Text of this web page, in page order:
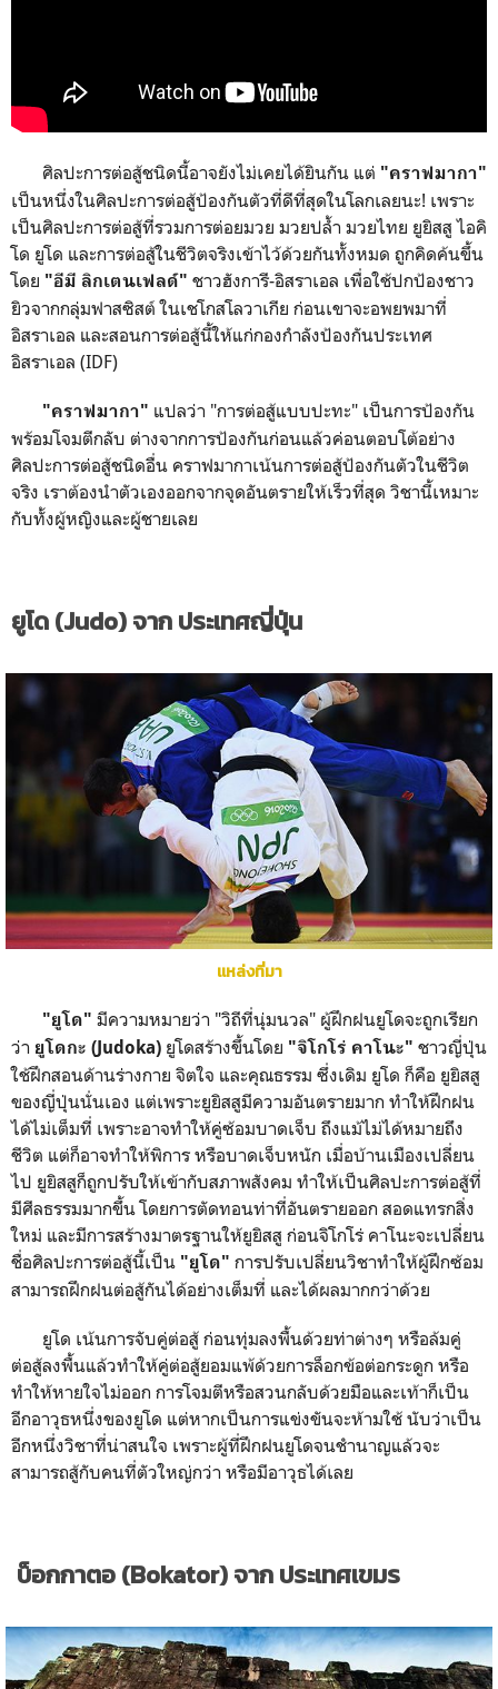
ศิลปะการต่อสู้ชนิดนี้อาจยังไม่เคยได้ยินกัน แต่ "คราฟมากา"
เป็นหนึ่งในศิลปะการต่อสู้ป้องกันตัวที่ดีที่สุดในโลกเลยนะ! เพราะ
เป็นศิลปะการต่อสู้ที่รวมการต่อยมวย มวยปล้ำ มวยไทย ยูยิสสู ไอคิ
โด ยูโด และการต่อสู้ในชีวิตจริงเข้าไว้ด้วยกันทั้งหมด ถูกคิดค้นขึ้น
โดย "อีมี ลิกเตนเฟลด์" ชาวฮังการี-อิสราเอล เพื่อใช้ปกป้องชาว
ยิวจากกลุ่มฟาสซิสต์ ในเชโกสโลวาเกีย ก่อนเขาจะอพยพมาที่
อิสราเอล และสอนการต่อสู้นี้ให้แก่กองกำลังป้องกันประเทศ
อิสราเอล (IDF)
"คราฟมากา" แปลว่า "การต่อสู้แบบปะทะ" เป็นการป้องกัน
พร้อมโจมตีกลับ ต่างจากการป้องกันก่อนแล้วค่อนตอบโต้อย่าง
ศิลปะการต่อสู้ชนิดอื่น คราฟมากาเน้นการต่อสู้ป้องกันตัวในชีวิต
จริง เราต้องนำตัวเองออกจากจุดอันตรายให้เร็วที่สุด วิชานี้เหมาะ
กับทั้งผู้หญิงและผู้ชายเลย
ยูโด (Judo) จาก ประเทศญี่ปุ่น
แหล่งที่มา
"ยูโด" มีความหมายว่า "วิถีที่นุ่มนวล" ผู้ฝึกฝนยูโดจะถูกเรียก
ว่า ยูโดกะ (Judoka) ยูโดสร้างขึ้นโดย "จิโกโร่ คาโนะ" ชาวญี่ปุ่น
ใช้ฝึกสอนด้านร่างกาย จิตใจ และคุณธรรม ซึ่งเดิม ยูโด ก็คือ ยูยิสสู
ของญี่ปุ่นนั่นเอง แต่เพราะยูยิสสูมีความอันตรายมาก ทำให้ฝึกฝน
ได้ไม่เต็มที่ เพราะอาจทำให้คู่ซ้อมบาดเจ็บ ถึงแม้ไม่ได้หมายถึง
ชีวิต แต่ก็อาจทำให้พิการ หรือบาดเจ็บหนัก เมื่อบ้านเมืองเปลี่ยน
ไป ยูยิสสูก็ถูกปรับให้เข้ากับสภาพสังคม ทำให้เป็นศิลปะการต่อสู้ที่
มีศีลธรรมมากขึ้น โดยการตัดทอนท่าที่อันตรายออก สอดแทรกสิ่ง
ใหม่ และมีการสร้างมาตรฐานให้ยูยิสสู ก่อนจิโกโร่ คาโนะจะเปลี่ยน
ชื่อศิลปะการต่อสู้นี้เป็น "ยูโด" การปรับเปลี่ยนวิชาทำให้ผู้ฝึกซ้อม
สามารถฝึกฝนต่อสู้กันได้อย่างเต็มที่ และได้ผลมากกว่าด้วย
ยูโด เน้นการจับคู่ต่อสู้ ก่อนทุ่มลงพื้นด้วยท่าต่างๆ หรือล้มคู่
ต่อสู้ลงพื้นแล้วทำให้คู่ต่อสู้ยอมแพ้ด้วยการล็อกข้อต่อกระดูก หรือ
ทำให้หายใจไม่ออก การโจมตีหรือสวนกลับด้วยมือและเท้าก็เป็น
อีกอาวุธหนึ่งของยูโด แต่หากเป็นการแข่งขันจะห้ามใช้ นับว่าเป็น
อีกหนึ่งวิชาที่น่าสนใจ เพราะผู้ที่ฝึกฝนยูโดจนชำนาญแล้วจะ
สามารถสู้กับคนที่ตัวใหญ่กว่า หรือมีอาวุธได้เลย
บ็อกกาตอ (Bokator) จาก ประเทศเขมร